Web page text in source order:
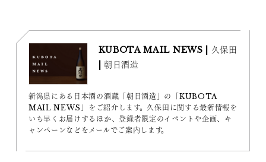
KUBOTA MAIL NEWS | 久保田
| 朝日酒造
新潟県にある日本酒の酒蔵「朝日酒造」の「KUBOTA
MAIL NEWS」をご紹介します。久保田に関する最新情報を
いち早くお届けするほか、登録者限定のイベントや企画、キ
ャンペーンなどをメールでご案内します。